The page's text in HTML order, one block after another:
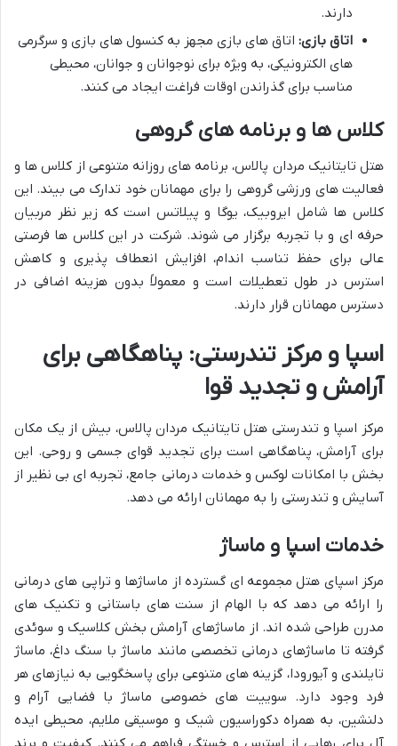
دارند.
اتاق بازی: اتاق های بازی مجهز به کنسول های بازی و سرگرمی
های الکترونیکی، به ویژه برای نوجوانان و جوانان، محیطی
مناسب برای گذراندن اوقات فراغت ایجاد می کنند.
کلاس ها و برنامه های گروهی
هتل تایتانیک مردان پالاس، برنامه های روزانه متنوعی از کلاس ها و
فعالیت های ورزشی گروهی را برای مهمانان خود تدارک می بیند. این
کلاس ها شامل ایروبیک، یوگا و پیلاتس است که زیر نظر مربیان
حرفه ای و با تجربه برگزار می شوند. شرکت در این کلاس ها فرصتی
عالی برای حفظ تناسب اندام، افزایش انعطاف پذیری و کاهش
استرس در طول تعطیلات است و معمولاً بدون هزینه اضافی در
دسترس مهمانان قرار دارند.
اسپا و مرکز تندرستی: پناهگاهی برای
آرامش و تجدید قوا
مرکز اسپا و تندرستی هتل تایتانیک مردان پالاس، بیش از یک مکان
برای آرامش، پناهگاهی است برای تجدید قوای جسمی و روحی. این
بخش با امکانات لوکس و خدمات درمانی جامع، تجربه ای بی نظیر از
آسایش و تندرستی را به مهمانان ارائه می دهد.
خدمات اسپا و ماساژ
مرکز اسپای هتل مجموعه ای گسترده از ماساژها و تراپی های درمانی
را ارائه می دهد که با الهام از سنت های باستانی و تکنیک های
مدرن طراحی شده اند. از ماساژهای آرامش بخش کلاسیک و سوئدی
گرفته تا ماساژهای درمانی تخصصی مانند ماساژ با سنگ داغ، ماساژ
تایلندی و آیورودا، گزینه های متنوعی برای پاسخگویی به نیازهای هر
فرد وجود دارد. سوییت های خصوصی ماساژ با فضایی آرام و
دلنشین، به همراه دکوراسیون شیک و موسیقی ملایم، محیطی ایده